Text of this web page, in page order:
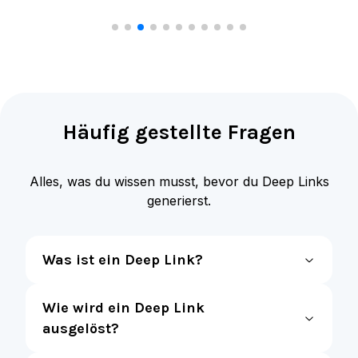
Häufig gestellte Fragen
Alles, was du wissen musst, bevor du Deep Links
generierst.
Was ist ein Deep Link?
Wie wird ein Deep Link
ausgelöst?